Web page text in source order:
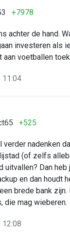
+7978
achter de hand.
investeren als
aan voetballen
+525
nadenken
(of zelfs
uitvallen? Dan heb
en dan houdt
brede bank zijn.
die mag wieberen.